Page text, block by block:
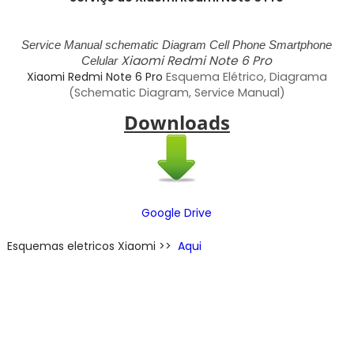
Service Manual schematic Diagram Cell Phone Smartphone
Celular Xiaomi Redmi Note 6 Pro
Xiaomi Redmi Note 6 Pro Esquema Elétrico, Diagrama
(Schematic Diagram, Service Manual)
Downloads
Google Drive
Esquemas eletricos Xiaomi >> Aqui